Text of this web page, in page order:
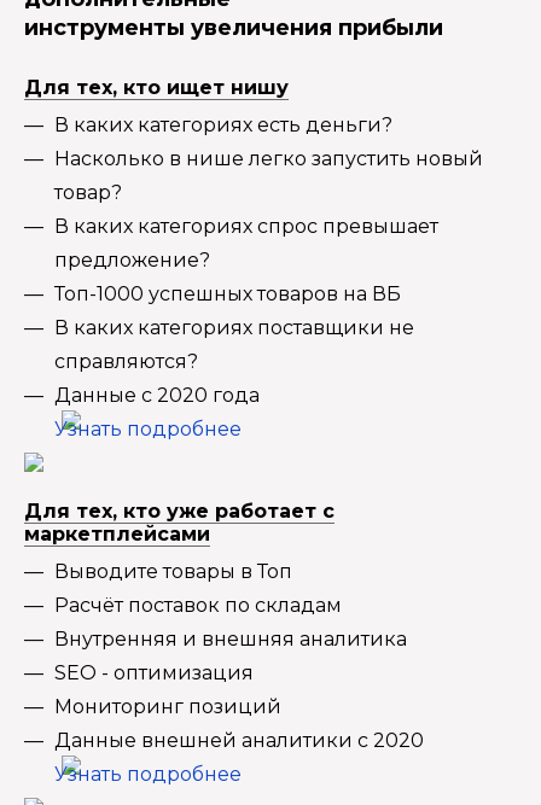
инструменты увеличения прибыли
Для тех, кто ищет нишу
В каких категориях есть деньги?
Насколько в нише легко запустить новый
товар?
В каких категориях спрос превышает
предложение?
Топ-1000 успешных товаров на ВБ
В каких категориях поставщики не
справляются?
Данные с 2020 года
Узнать подробнее
Для тех, кто уже работает с
маркетплейсами
Выводите товары в Топ
Расчёт поставок по складам
Внутренняя и внешняя аналитика
SEO - оптимизация
Мониторинг позиций
Данные внешней аналитики с 2020
Узнать подробнее